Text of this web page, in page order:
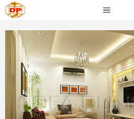
Chuyển
đến
nội
dung
MENU